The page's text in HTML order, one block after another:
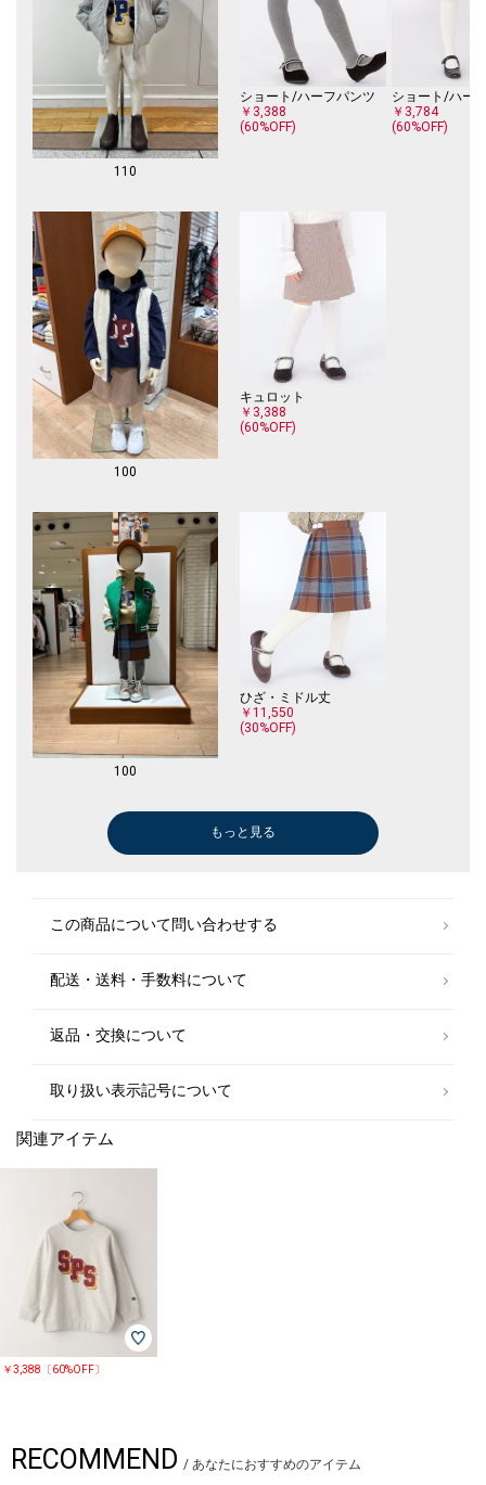
※画像の商品はサンプルです。実際の商品と仕様、加工、サイズが若干異
なる場合がございます。
110
ショート/ハーフパンツ
￥3,388
(60%OFF)
ショート/ハー
￥3,784
(60%OFF)
100
キュロット
￥3,388
(60%OFF)
100
ひざ・ミドル丈
￥11,550
(30%OFF)
ひざ・ミドル丈
ひざ・ミドル丈
スニーカー
ベスト
ひざ・ミドル丈
ベスト
スニーカー
もっと見る
この商品について問い合わせする
配送・送料・手数料について
返品・交換について
取り扱い表示記号について
関連アイテム
￥3,388〔60%OFF〕
RECOMMEND / あなたにおすすめのアイテム